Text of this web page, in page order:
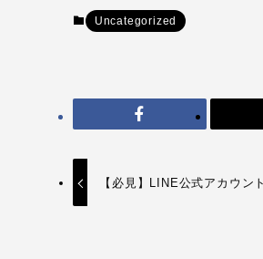
Uncategorized
【必見】LINE公式アカウン